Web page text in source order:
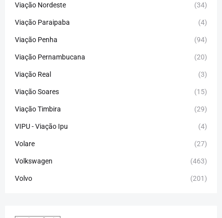
Viação Nordeste (34)
Viação Paraipaba (4)
Viação Penha (94)
Viação Pernambucana (20)
Viação Real (3)
Viação Soares (15)
Viação Timbira (29)
VIPU - Viação Ipu (4)
Volare (27)
Volkswagen (463)
Volvo (201)